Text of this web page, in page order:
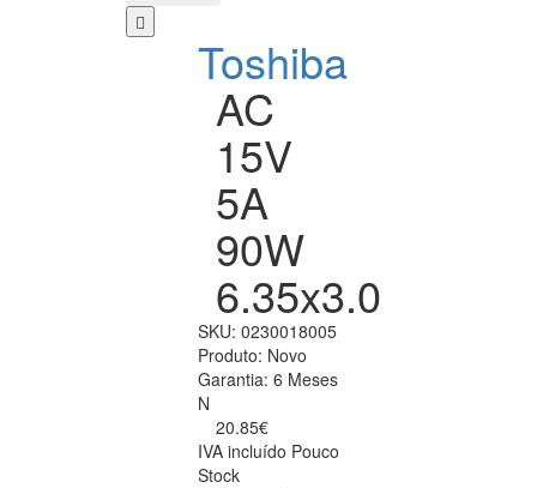
Toshiba
AC
15V
5A
90W
6.35x3.0
SKU: 0230018005
Produto: Novo
Garantia: 6 Meses
N
20.85€
IVA incluído Pouco
Stock